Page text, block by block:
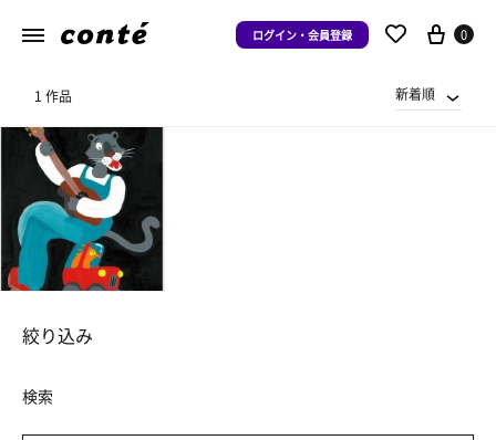
ログイン・会員登録 0
1 作品 新着順
絞り込み
検索